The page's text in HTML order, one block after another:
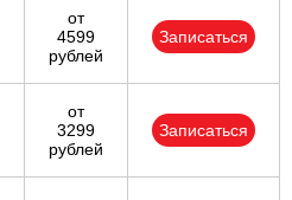
от
4599
рублей
Записаться
от
3299
рублей
Записаться